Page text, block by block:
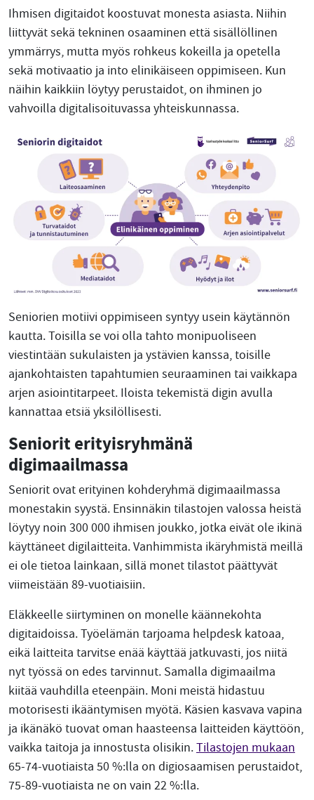
Ihmisen digitaidot koostuvat monesta asiasta. Niihin
liittyvät sekä tekninen osaaminen että sisällöllinen
ymmärrys, mutta myös rohkeus kokeilla ja opetella
sekä motivaatio ja into elinikäiseen oppimiseen. Kun
näihin kaikkiin löytyy perustaidot, on ihminen jo
vahvoilla digitalisoituvassa yhteiskunnassa.
Seniorien motiivi oppimiseen syntyy usein käytännön
kautta. Toisilla se voi olla tahto monipuoliseen
viestintään sukulaisten ja ystävien kanssa, toisille
ajankohtaisten tapahtumien seuraaminen tai vaikkapa
arjen asiointitarpeet. Iloista tekemistä digin avulla
kannattaa etsiä yksilöllisesti.
Seniorit erityisryhmänä
digimaailmassa
Seniorit ovat erityinen kohderyhmä digimaailmassa
monestakin syystä. Ensinnäkin tilastojen valossa heistä
löytyy noin 300 000 ihmisen joukko, jotka eivät ole ikinä
käyttäneet digilaitteita. Vanhimmista ikäryhmistä meillä
ei ole tietoa lainkaan, sillä monet tilastot päättyvät
viimeistään 89-vuotiaisiin.
Eläkkeelle siirtyminen on monelle käännekohta
digitaidoissa. Työelämän tarjoama helpdesk katoaa,
eikä laitteita tarvitse enää käyttää jatkuvasti, jos niitä
nyt työssä on edes tarvinnut. Samalla digimaailma
kiitää vauhdilla eteenpäin. Moni meistä hidastuu
motorisesti ikääntymisen myötä. Käsien kasvava vapina
ja ikänäkö tuovat oman haasteensa laitteiden käyttöön,
vaikka taitoja ja innostusta olisikin.Tilastojen mukaan
65-74-vuotiaista 50 %:lla on digiosaamisen perustaidot,
75-89-vuotiaista ne on vain 22 %:lla.